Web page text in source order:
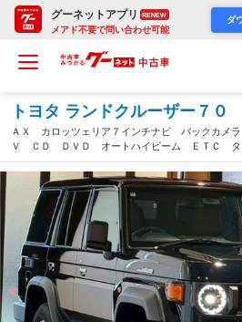
グーネットアプリ RENEW
メアド不要で問い合わせ可能
ダ
トヨタ ランドクルーザー７０
ＡＸ カロッツェリア７インチナビ バックカメ
Ｖ ＣＤ ＤＶＤ オートハイビーム ＥＴＣ タ
ヘッドライト デフロック リア送風 ウッドコ
クルーズコントロール（岐阜県）